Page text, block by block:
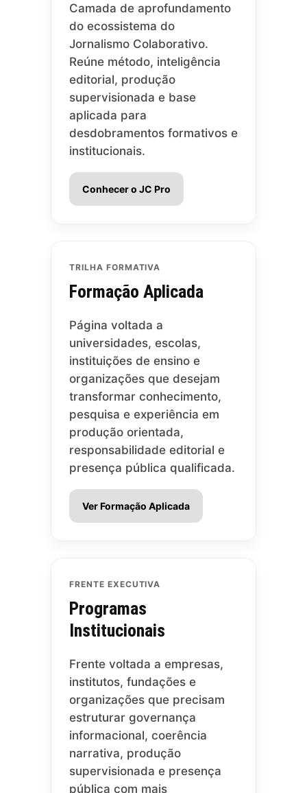
Camada de aprofundamento
do ecossistema do
Jornalismo Colaborativo.
Reúne método, inteligência
editorial, produção
supervisionada e base
aplicada para
desdobramentos formativos e
institucionais.
Conhecer o JC Pro
TRILHA FORMATIVA
Formação Aplicada
Página voltada a
universidades, escolas,
instituições de ensino e
organizações que desejam
transformar conhecimento,
pesquisa e experiência em
produção orientada,
responsabilidade editorial e
presença pública qualificada.
Ver Formação Aplicada
FRENTE EXECUTIVA
Programas
Institucionais
Frente voltada a empresas,
institutos, fundações e
organizações que precisam
estruturar governança
informacional, coerência
narrativa, produção
supervisionada e presença
pública com mais